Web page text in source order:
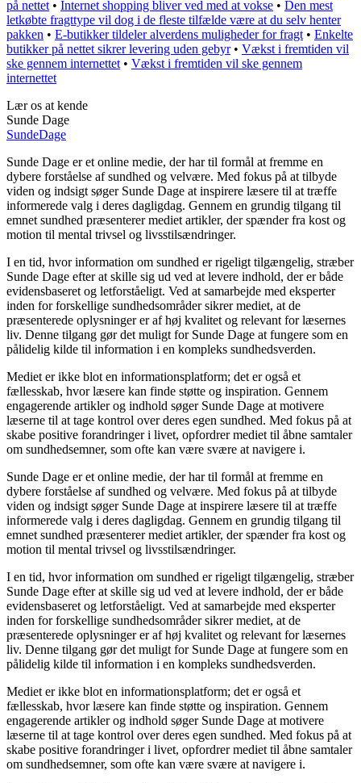
på nettet • Internet shopping bliver ved med at vokse • Den mest
letkøbte fragttype vil dog i de fleste tilfælde være at du selv henter
pakken • E-butikker tildeler alverdens muligheder for fragt • Enkelte
butikker på nettet sikrer levering uden gebyr• Vækst i fremtiden vil
ske gennem internettet • Vækst i fremtiden vil ske gennem
internettet
Lær os at kende
Sunde Dage
SundeDage
Sunde Dage er et online medie, der har til formål at fremme en
dybere forståelse af sundhed og velvære. Med fokus på at tilbyde
viden og indsigt søger Sunde Dage at inspirere læsere til at træffe
informerede valg i deres dagligdag. Gennem en grundig tilgang til
emnet sundhed præsenterer mediet artikler, der spænder fra kost og
motion til mental trivsel og livsstilsændringer.
I en tid, hvor information om sundhed er rigeligt tilgængelig, stræber
Sunde Dage efter at skille sig ud ved at levere indhold, der er både
evidensbaseret og letforståeligt. Ved at samarbejde med eksperter
inden for forskellige sundhedsområder sikrer mediet, at de
præsenterede oplysninger er af høj kvalitet og relevant for læsernes
liv. Denne tilgang gør det muligt for Sunde Dage at fungere som en
pålidelig kilde til information i en kompleks sundhedsverden.
Mediet er ikke blot en informationsplatform; det er også et
fællesskab, hvor læsere kan finde støtte og inspiration. Gennem
engagerende artikler og indhold søger Sunde Dage at motivere
læserne til at tage kontrol over deres egen sundhed. Med fokus på at
skabe positive forandringer i livet, opfordrer mediet til åbne samtaler
om sundhedsemner, som ofte kan være svære at navigere i.
Sunde Dage er et online medie, der har til formål at fremme en
dybere forståelse af sundhed og velvære. Med fokus på at tilbyde
viden og indsigt søger Sunde Dage at inspirere læsere til at træffe
informerede valg i deres dagligdag. Gennem en grundig tilgang til
emnet sundhed præsenterer mediet artikler, der spænder fra kost og
motion til mental trivsel og livsstilsændringer.
I en tid, hvor information om sundhed er rigeligt tilgængelig, stræber
Sunde Dage efter at skille sig ud ved at levere indhold, der er både
evidensbaseret og letforståeligt. Ved at samarbejde med eksperter
inden for forskellige sundhedsområder sikrer mediet, at de
præsenterede oplysninger er af høj kvalitet og relevant for læsernes
liv. Denne tilgang gør det muligt for Sunde Dage at fungere som en
pålidelig kilde til information i en kompleks sundhedsverden.
Mediet er ikke blot en informationsplatform; det er også et
fællesskab, hvor læsere kan finde støtte og inspiration. Gennem
engagerende artikler og indhold søger Sunde Dage at motivere
læserne til at tage kontrol over deres egen sundhed. Med fokus på at
skabe positive forandringer i livet, opfordrer mediet til åbne samtaler
om sundhedsemner, som ofte kan være svære at navigere i.